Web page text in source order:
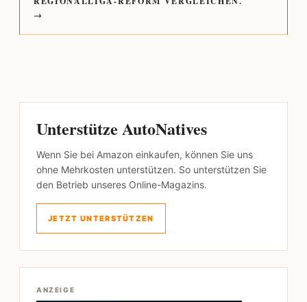
→
Unterstütze AutoNatives
Wenn Sie bei Amazon einkaufen, können Sie uns
ohne Mehrkosten unterstützen. So unterstützen Sie
den Betrieb unseres Online-Magazins.
JETZT UNTERSTÜTZEN
ANZEIGE